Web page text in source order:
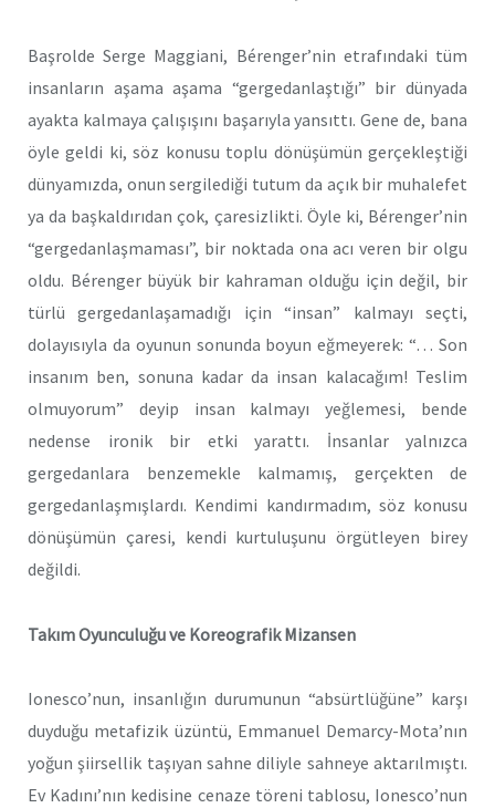
Başrolde Serge Maggiani, Bérenger’nin etrafındaki tüm
insanların aşama aşama “gergedanlaştığı” bir dünyada
ayakta kalmaya çalışışını başarıyla yansıttı. Gene de, bana
öyle geldi ki, söz konusu toplu dönüşümün gerçekleştiği
dünyamızda, onun sergilediği tutum da açık bir muhalefet
ya da başkaldırıdan çok, çaresizlikti. Öyle ki, Bérenger’nin
“gergedanlaşmaması”, bir noktada ona acı veren bir olgu
oldu. Bérenger büyük bir kahraman olduğu için değil, bir
türlü gergedanlaşamadığı için “insan” kalmayı seçti,
dolayısıyla da oyunun sonunda boyun eğmeyerek: “… Son
insanım ben, sonuna kadar da insan kalacağım! Teslim
olmuyorum” deyip insan kalmayı yeğlemesi, bende
nedense ironik bir etki yarattı. İnsanlar yalnızca
gergedanlara benzemekle kalmamış, gerçekten de
gergedanlaşmışlardı. Kendimi kandırmadım, söz konusu
dönüşümün çaresi, kendi kurtuluşunu örgütleyen birey
değildi.
Takım Oyunculuğu ve Koreografik Mizansen
Ionesco’nun, insanlığın durumunun “absürtlüğüne” karşı
duyduğu metafizik üzüntü, Emmanuel Demarcy-Mota’nın
yoğun şiirsellik taşıyan sahne diliyle sahneye aktarılmıştı.
Ev Kadını’nın kedisine cenaze töreni tablosu, Ionesco’nun